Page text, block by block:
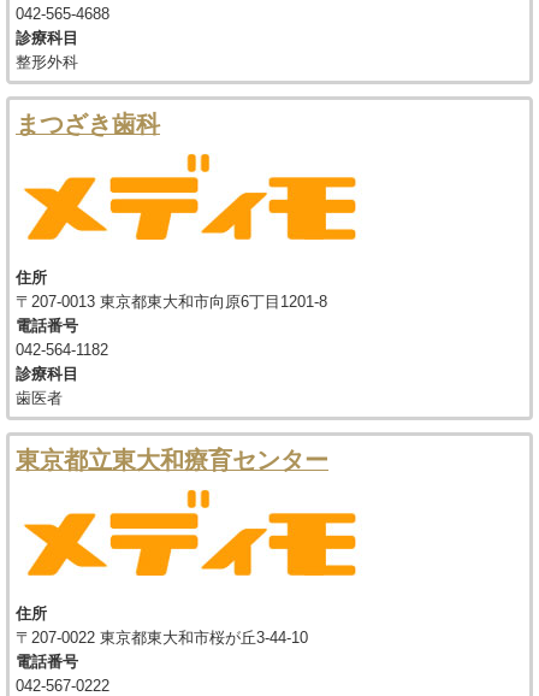
042-565-4688
診療科目
整形外科
まつざき歯科
住所
〒207-0013 東京都東大和市向原6丁目1201-8
電話番号
042-564-1182
診療科目
歯医者
東京都立東大和療育センター
住所
〒207-0022 東京都東大和市桜が丘3-44-10
電話番号
042-567-0222